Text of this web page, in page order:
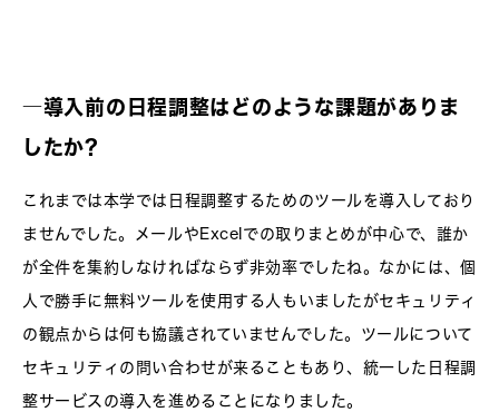
―導入前の日程調整はどのような課題がありま
したか?
これまでは本学では日程調整するためのツールを導入しており
ませんでした。メールやExcelでの取りまとめが中心で、誰か
が全件を集約しなければならず非効率でしたね。なかには、個
人で勝手に無料ツールを使用する人もいましたがセキュリティ
の観点からは何も協議されていませんでした。ツールについて
セキュリティの問い合わせが来ることもあり、統一した日程調
整サービスの導入を進めることになりました。